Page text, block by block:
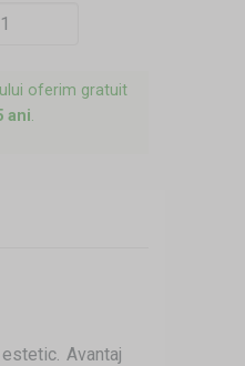
oferim gratuit
ani.
Avantaj